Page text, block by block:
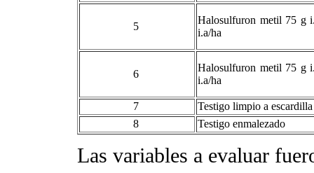
5
Halosulfuron metil 75 g
i.a/ha
6
Halosulfuron metil 75 g
i.a/ha
7
Testigo limpio a escardilla
8
Testigo enmalezado
Las variables a evaluar